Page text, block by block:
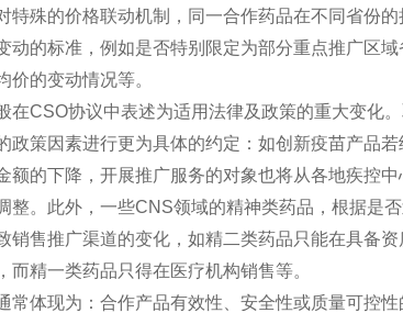
特殊的价格联动机制，同一合作药品在不同省份
动的标准，例如是否特别限定为部分重点推广区
价的变动情况等。
在CSO协议中表述为适用法律及政策的重大变化
政策因素进行更为具体的约定：如创新疫苗产品
额的下降，开展推广服务的对象也将从各地疾控
整。此外，一些CNS领域的精神类药品，根据是
销售推广渠道的变化，如精二类药品只能在具备
而精一类药品只得在医疗机构销售等。
常体现为：合作产品有效性、安全性或质量可控